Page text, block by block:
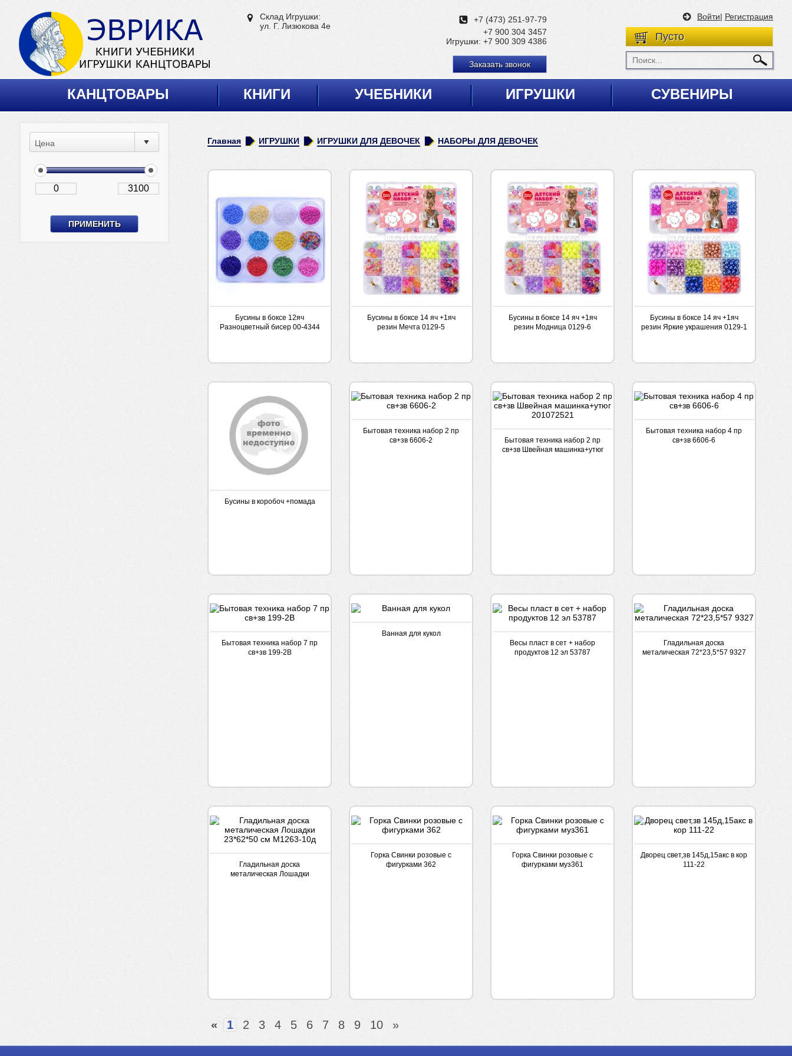
Склад Игрушки:
ул. Г. Лизюкова 4е
+7 (473) 251-97-79
+7 900 304 3457
Игрушки: +7 900 309 4386
Заказать звонок
Войти| Регистрация
Пусто
КАНЦТОВАРЫ КНИГИ УЧЕБНИКИ ИГРУШКИ СУВЕНИРЫ
Цена Главная ИГРУШКИ ИГРУШКИ ДЛЯ ДЕВОЧЕК НАБОРЫ ДЛЯ ДЕВОЧЕК
Бусины в боксе 12яч
Разноцветный бисер 00-4344
Бусины в боксе 14 яч +1яч
резин Мечта 0129-5
Бусины в боксе 14 яч +1яч
резин Модница 0129-6
Бусины в боксе 14 яч +1яч
резин Яркие украшения 0129-1
Бусины в коробоч +помада
Бытовая техника набор 2 пр
св+зв 6606-2
Бытовая техника набор 2 пр
св+зв Швейная машинка+утюг
Бытовая техника набор 4 пр
св+зв 6606-6
Бытовая техника набор 7 пр
св+зв 199-2В
Ванная для кукол
Весы пласт в сет + набор
продуктов 12 эл 53787
Гладильная доска
металическая 72*23,5*57 9327
Гладильная доска
металическая Лошадки
Горка Свинки розовые с
фигурками 362
Горка Свинки розовые с
фигурками муз361
Дворец свет,зв 145д,15акс в кор
111-22
« 1 2 3 4 5 6 7 8 9 10 »